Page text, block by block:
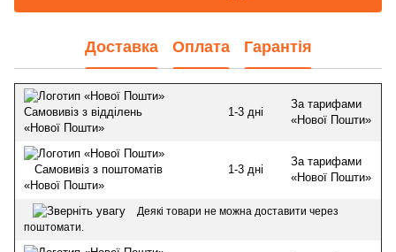
Доставка Оплата Гарантія
Самовивіз з відділень
«Нової Пошти»
1-3 дні
За тарифами
«Нової Пошти»
Самовивіз з поштоматів
«Нової Пошти»
1-3 дні
За тарифами
«Нової Пошти»
Деякі товари не можна доставити через
поштомати.